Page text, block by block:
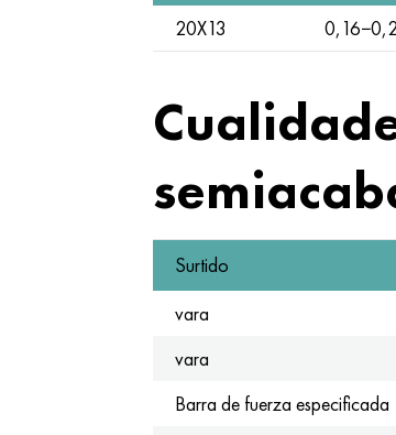
20X13
Surtido
vara
vara
Barra de fuerza especificada